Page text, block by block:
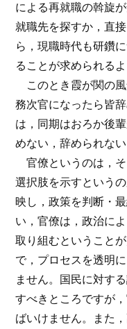
による再就職の斡旋
就職先を探すか，直
ら，現職時代も研鑽
ることが求められる
このとき霞が関の
務次官になったら皆
は，同期はおろか後
めない，辞められな
官僚というのは，
選択肢を示すという
映し，政策を判断・
い，官僚は，政治に
取り組むということ
で，プロセスを透明
ません。国民に対す
すべきところですが
ばいけません。また